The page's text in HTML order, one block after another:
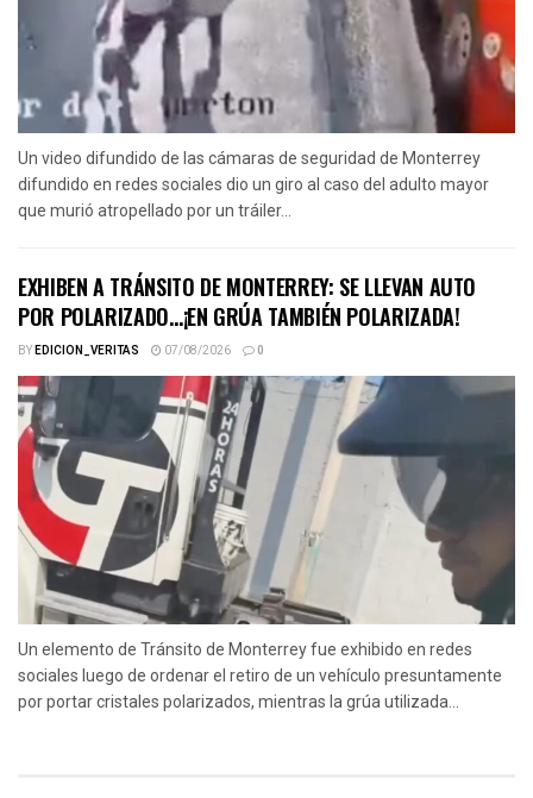
Un video difundido de las cámaras de seguridad de Monterrey
difundido en redes sociales dio un giro al caso del adulto mayor
que murió atropellado por un tráiler...
EXHIBEN A TRÁNSITO DE MONTERREY: SE LLEVAN AUTO
POR POLARIZADO…¡EN GRÚA TAMBIÉN POLARIZADA!
BYEDICION_VERITAS 07/08/2026 0
Un elemento de Tránsito de Monterrey fue exhibido en redes
sociales luego de ordenar el retiro de un vehículo presuntamente
por portar cristales polarizados, mientras la grúa utilizada...